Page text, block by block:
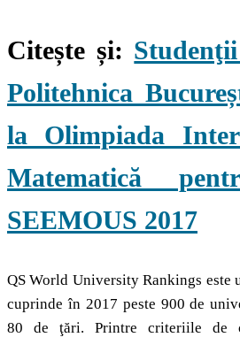
Citește și:
Politehnica
la Olimpiada
Matematică
SEEMOUS 2017
QS World University Rankings este
cuprinde în 2017 peste 900 de
80 de ţări. Printre criteriile de